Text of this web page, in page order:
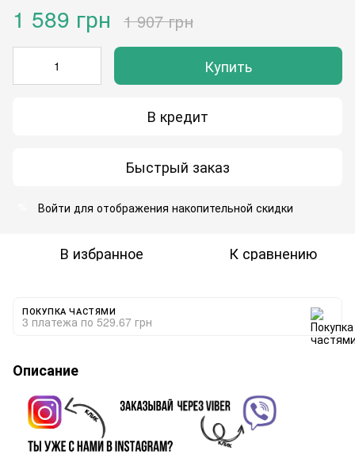
1 589 грн 1 907 грн
Купить
В кредит
Быстрый заказ
Войти для отображения накопительной скидки
В избранное К сравнению
ПОКУПКА ЧАСТЯМИ
3 платежа по 529.67 грн
Описание